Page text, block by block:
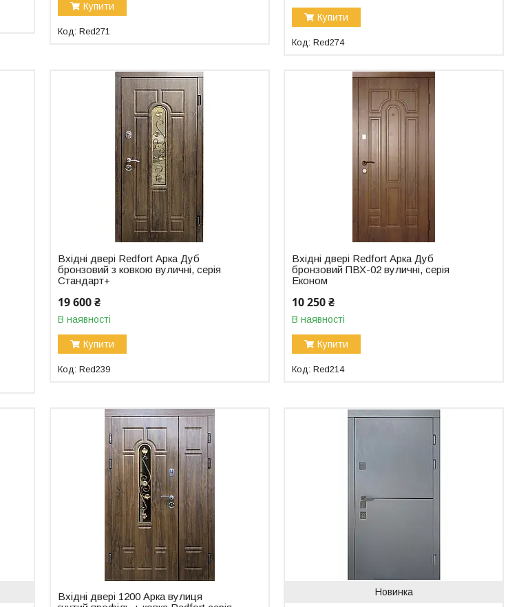
Купити
Red271
Купити
Red274
Вхідні двері Redfort Арка Дуб
бронзовий з ковкою вуличні, серія
Стандарт+
19 600 ₴
В наявності
Купити
Red239
Вхідні двері Redfort Арка Дуб
бронзовий ПВХ-02 вуличні, серія
Економ
10 250 ₴
В наявності
Купити
Red214
Вхідні двері 1200 Арка вулиця
Новинка